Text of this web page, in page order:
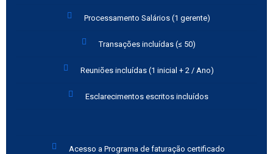
Processamento Salários (1 gerente)
Transações incluídas (≤ 50)
Reuniões incluídas (1 inicial + 2 / Ano)
Esclarecimentos escritos incluídos
Acesso a Programa de faturação certificado